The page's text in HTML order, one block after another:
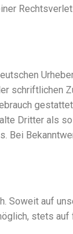
schriftlichen
Dritter als
Bei
Soweit auf
stets